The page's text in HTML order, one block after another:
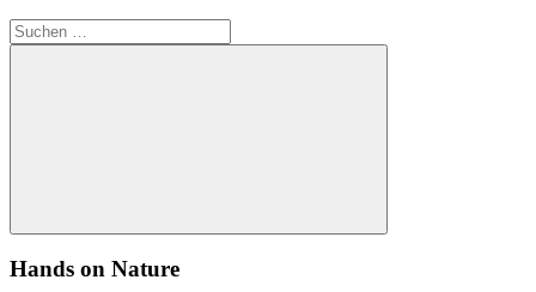
Suchen
nach:
Suchen
Hands on Nature